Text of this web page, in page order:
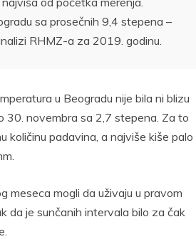
sa prosečnih 9,4 stepena –
RHMZ-a za 2019. godinu.
u Beogradu nije bila ni blizu
30. novembra sa 2,7 stepena. Za to
količinu padavina, a najviše kiše palo
meseca mogli da uživaju u pravom
da je sunčanih intervala bilo za čak